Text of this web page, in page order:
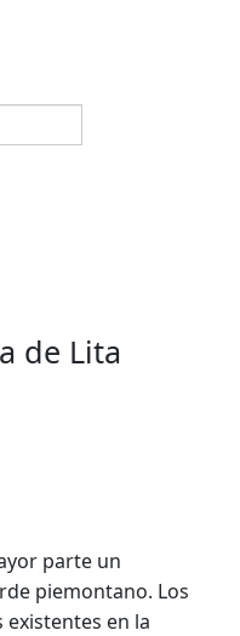
de Lita
parte un
piemontano. Los
en la